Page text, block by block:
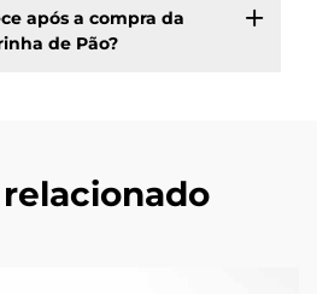
após a compra da
de Pão?